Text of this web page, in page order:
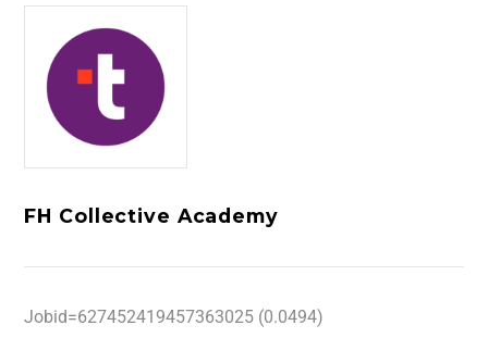
FH Collective Academy
Jobid=627452419457363025 (0.0494)